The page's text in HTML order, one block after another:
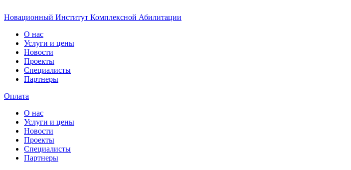
Новационный Институт Комплексной Абилитации
О нас
Услуги и цены
Новости
Проекты
Специалисты
Партнеры
Оплата
О нас
Услуги и цены
Новости
Проекты
Специалисты
Партнеры